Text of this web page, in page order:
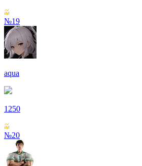
№19
aqua
1250
№20